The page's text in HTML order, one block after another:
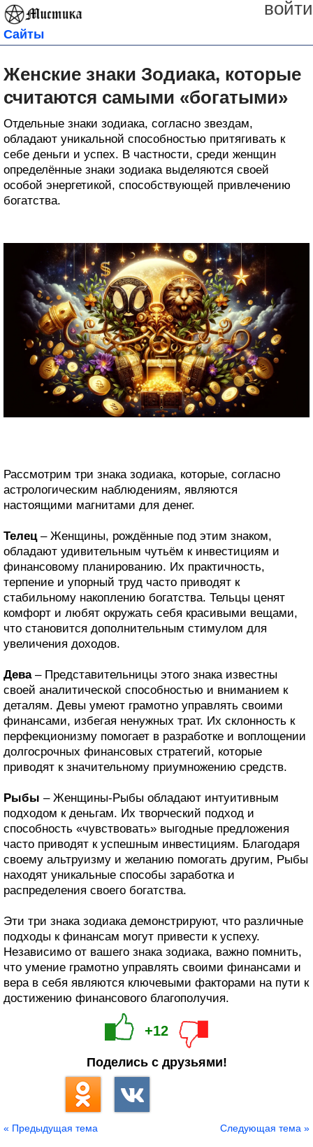
войти
Сайты
Женские знаки Зодиака, которые
считаются самыми «богатыми»
Отдельные знаки зодиака, согласно звездам,
обладают уникальной способностью притягивать к
себе деньги и успех. В частности, среди женщин
определённые знаки зодиака выделяются своей
особой энергетикой, способствующей привлечению
богатства.
Рассмотрим три знака зодиака, которые, согласно
астрологическим наблюдениям, являются
настоящими магнитами для денег.
Телец– Женщины, рождённые под этим знаком,
обладают удивительным чутьём к инвестициям и
финансовому планированию. Их практичность,
терпение и упорный труд часто приводят к
стабильному накоплению богатства. Тельцы ценят
комфорт и любят окружать себя красивыми вещами,
что становится дополнительным стимулом для
увеличения доходов.
Дева – Представительницы этого знака известны
своей аналитической способностью и вниманием к
деталям. Девы умеют грамотно управлять своими
финансами, избегая ненужных трат. Их склонность к
перфекционизму помогает в разработке и воплощении
долгосрочных финансовых стратегий, которые
приводят к значительному приумножению средств.
Рыбы – Женщины-Рыбы обладают интуитивным
подходом к деньгам. Их творческий подход и
способность «чувствовать» выгодные предложения
часто приводят к успешным инвестициям. Благодаря
своему альтруизму и желанию помогать другим, Рыбы
находят уникальные способы заработка и
распределения своего богатства.
Эти три знака зодиака демонстрируют, что различные
подходы к финансам могут привести к успеху.
Независимо от вашего знака зодиака, важно помнить,
что умение грамотно управлять своими финансами и
вера в себя являются ключевыми факторами на пути к
достижению финансового благополучия.
+12
Поделись с друзьями!
« Предыдущая тема Следующая тема »